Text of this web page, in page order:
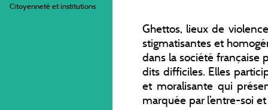
Citoyenneté et institutions
Ghettos, lieux de
stigmatisantes et
dans la société française
dits difficiles. Elles
et moralisante qui
marquée par l’entre-soi